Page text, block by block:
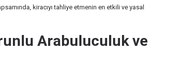
kiracıyı tahliye etmenin en etkili ve yasal
Arabuluculuk ve